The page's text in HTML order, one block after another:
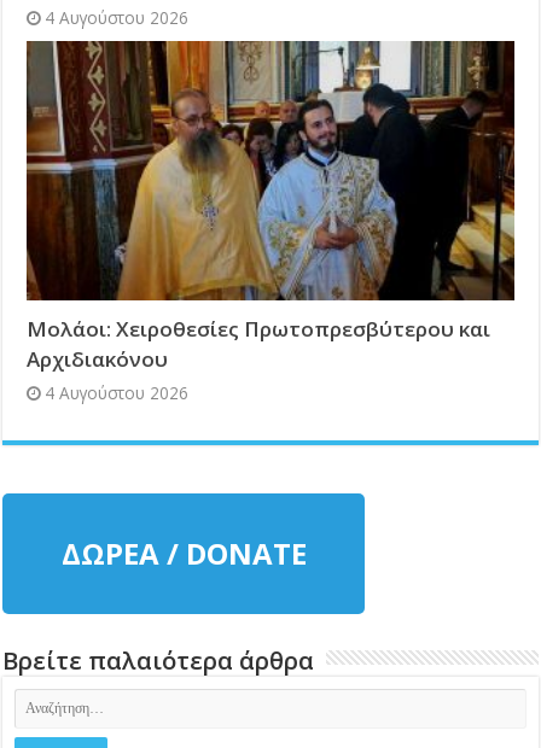
4 Αυγούστου 2026
Μολάοι: Χειροθεσίες Πρωτοπρεσβύτερου και
Αρχιδιακόνου
4 Αυγούστου 2026
ΔΩΡΕΑ / DONATE
Βρείτε παλαιότερα άρθρα